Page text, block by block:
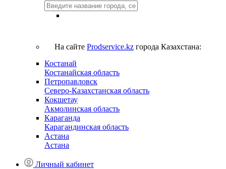
На сайте Prodservice.kz города Казахстана:
Костанай
Костанайская область
Петропавловск
Северо-Казахстанская область
Кокшетау
Акмолинская область
Караганда
Карагандинская область
Астана
Астана
Личный кабинет